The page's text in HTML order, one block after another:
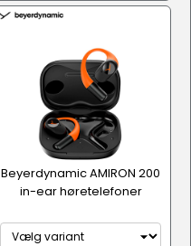
Beyerdynamic AMIRON 200
in-ear høretelefoner